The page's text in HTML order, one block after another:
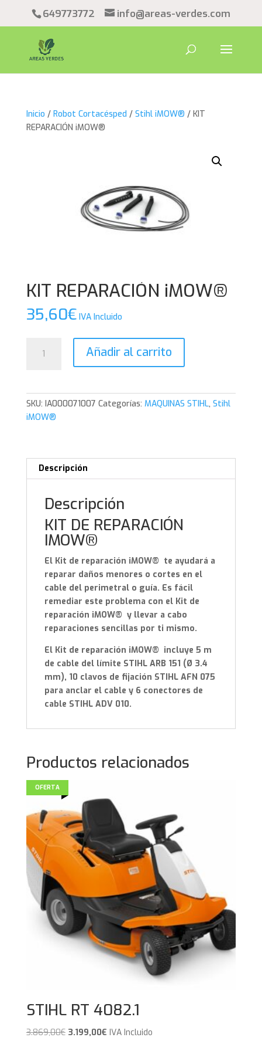
649773772 info@areas-verdes.com
Inicio / Robot Cortacésped / Stihl iMOW® / KIT
REPARACIÓN iMOW®
KIT REPARACIÓN iMOW®
35,60€ IVA Incluido
REPARACIÓN
Añadir al carrito
SKU: IA000071007 Categorías: MAQUINAS STIHL, Stihl
iMOW®
Descripción
Descripción
KIT DE REPARACIÓN
IMOW®
El Kit de reparación iMOW® te ayudará a
reparar daños menores o cortes en el
cable del perimetral o guía. Es fácil
remediar este problema con el Kit de
reparación iMOW® y llevar a cabo
reparaciones sencillas por ti mismo.
El Kit de reparación iMOW® incluye 5 m
de cable del límite STIHL ARB 151 (Ø 3.4
mm), 10 clavos de fijación STIHL AFN 075
para anclar el cable y 6 conectores de
cable STIHL ADV 010.
Productos relacionados
OFERTA
STIHL RT 4082.1
3.869,00€ El
3.199,00€ElIVA Incluido